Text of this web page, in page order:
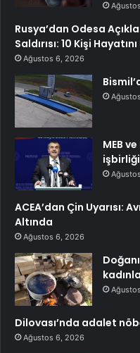
Rusya’dan Odesa
Saldırısı: 10 Kişi
Ağustos 6, 2026
MEB
ACEA’dan Çin
Altında
Ağustos 6, 2026
Dilovası’nda adalet
Ağustos 6, 2026